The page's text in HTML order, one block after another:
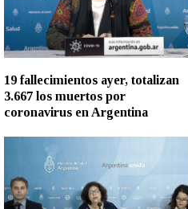
19 fallecimientos ayer, totalizan
3.667 los muertos por
coronavirus en Argentina